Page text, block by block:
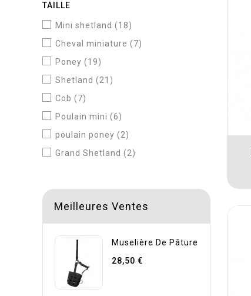
TAILLE
Mini shetland (18)
Cheval miniature (7)
Poney (19)
Shetland (21)
Cob (7)
Poulain mini (6)
poulain poney (2)
Grand Shetland (2)
Meilleures Ventes
Muselière De Pâture
28,50 €